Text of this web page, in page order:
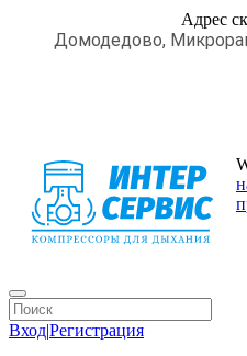
Адрес
Домодедово,
Вход|Регистрация